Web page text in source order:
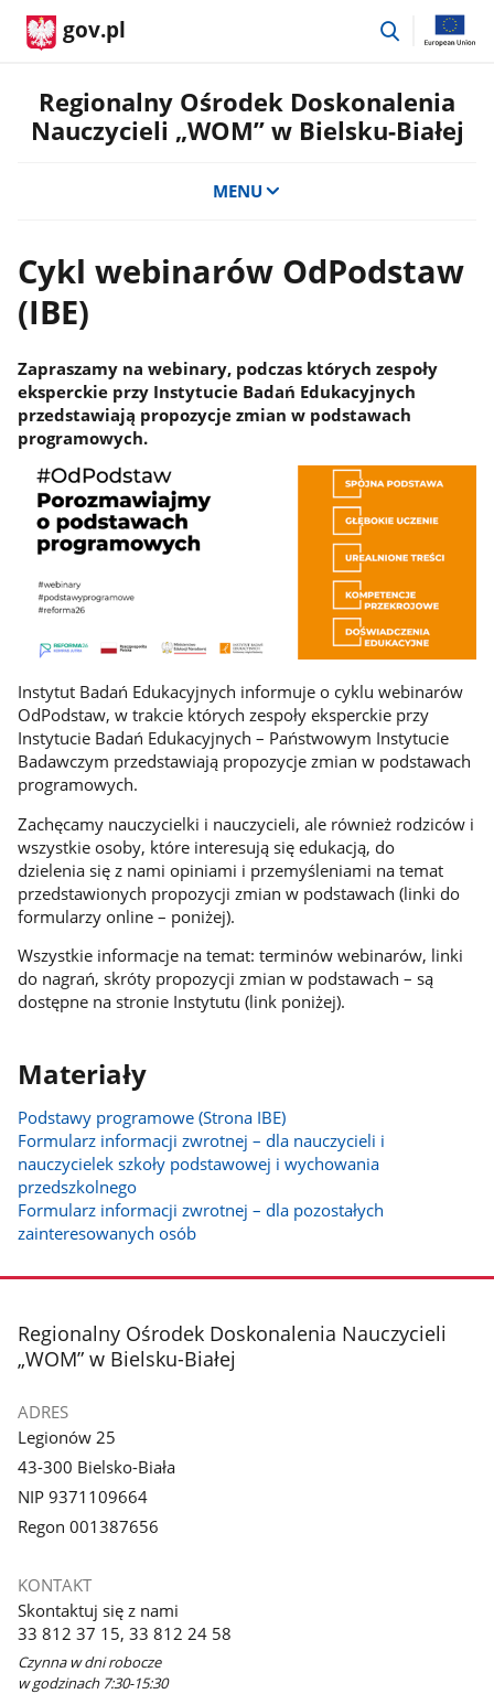
gov.pl
przejdź
Regionalny Ośrodek Doskonalenia
Nauczycieli „WOM” w Bielsku-Białej
MENU
Cykl webinarów OdPodstaw
(IBE)
Zapraszamy na webinary, podczas których zespoły
eksperckie przy Instytucie Badań Edukacyjnych
przedstawiają propozycje zmian w podstawach
programowych.
Instytut Badań Edukacyjnych informuje o cyklu webinarów
OdPodstaw, w trakcie których zespoły eksperckie przy
Instytucie Badań Edukacyjnych – Państwowym Instytucie
Badawczym przedstawiają propozycje zmian w podstawach
programowych.
Zachęcamy nauczycielki i nauczycieli, ale również rodziców i
wszystkie osoby, które interesują się edukacją, do
dzielenia się z nami opiniami i przemyśleniami na temat
przedstawionych propozycji zmian w podstawach (linki do
formularzy online – poniżej).
Wszystkie informacje na temat: terminów webinarów, linki
do nagrań, skróty propozycji zmian w podstawach – są
dostępne na stronie Instytutu (link poniżej).
Materiały
Podstawy programowe (Strona IBE)
Formularz informacji zwrotnej – dla nauczycieli i
nauczycielek szkoły podstawowej i wychowania
przedszkolnego
Formularz informacji zwrotnej – dla pozostałych
zainteresowanych osób
stopka
Regionalny Ośrodek Doskonalenia Nauczycieli
„WOM” w Bielsku-Białej
ADRES
Legionów 25
43-300 Bielsko-Biała
NIP 9371109664
Regon 001387656
KONTAKT
Skontaktuj się z nami
33 812 37 15, 33 812 24 58
Czynna w dni robocze
w godzinach 7:30-15:30